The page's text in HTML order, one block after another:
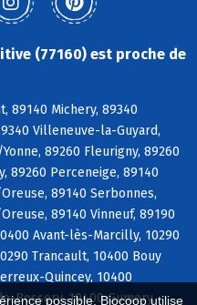
possible, Biocoop utilise
(77160) est proche de
89140 Michery, 89340
Villeneuve-la-Guyard,
89260 Fleurigny, 89260
89260 Perceneige, 89140
89140 Serbonnes,
89140 Vinneuf, 89190
Avant-lès-Marcilly, 10290
Trancault, 10400 Bouy
Quincey, 10400
Bossery, 10400 Gumery,